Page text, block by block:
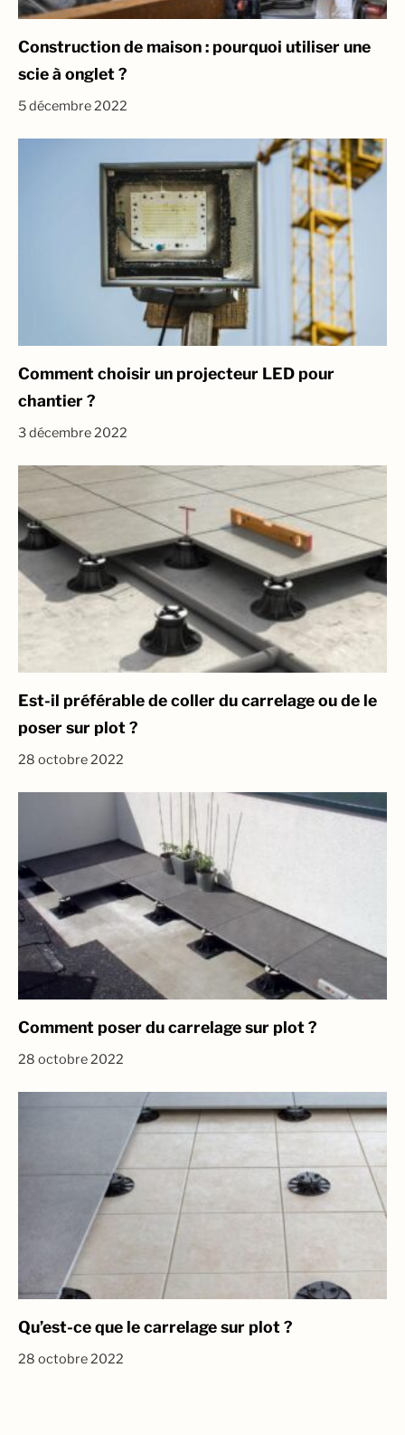
Construction de maison : pourquoi utiliser une
scie à onglet ?
5 décembre 2022
Comment choisir un projecteur LED pour
chantier ?
3 décembre 2022
Est-il préférable de coller du carrelage ou de le
poser sur plot ?
28 octobre 2022
Comment poser du carrelage sur plot ?
28 octobre 2022
Qu’est-ce que le carrelage sur plot ?
28 octobre 2022